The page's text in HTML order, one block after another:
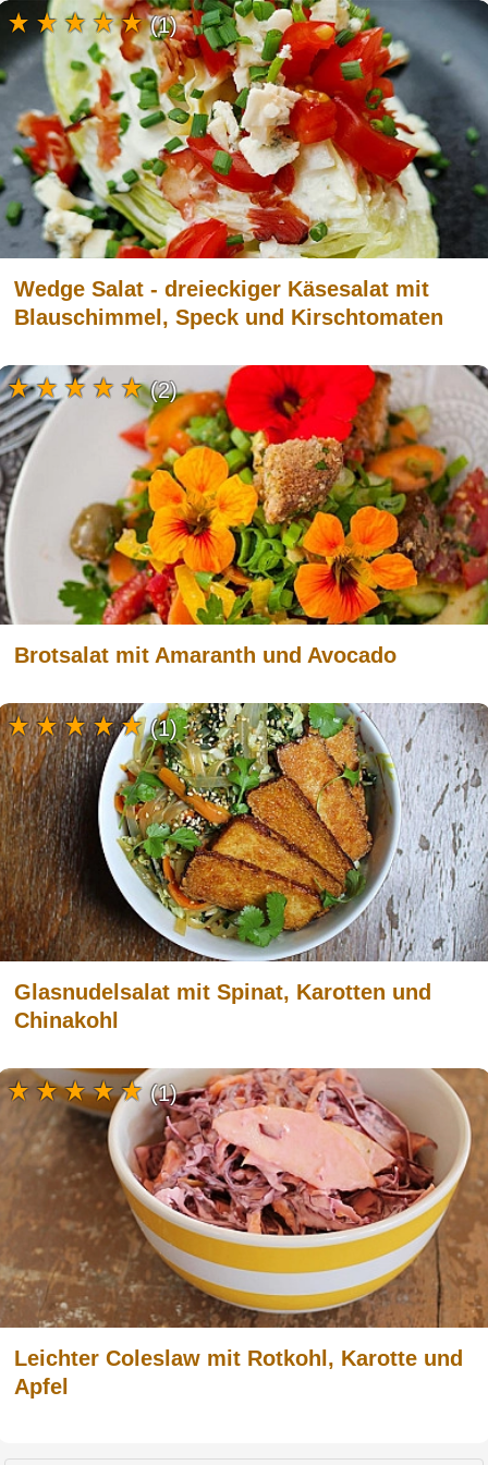
Wedge Salat - dreieckiger Käsesalat mit
Blauschimmel, Speck und Kirschtomaten
(1)
Brotsalat mit Amaranth und Avocado
(2)
Glasnudelsalat mit Spinat, Karotten und
Chinakohl
(1)
Leichter Coleslaw mit Rotkohl, Karotte und
Apfel
(1)